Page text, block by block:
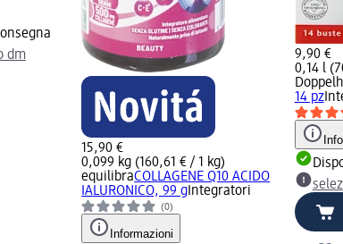
dm
15,90 €
0,099 kg (160,61 € / 1 kg)
equilibraCOLLAGENE Q10 ACIDO
IALURONICO, 99 g Integratori
(0)
Informazioni
9,90 €
0,14 l
14 pz